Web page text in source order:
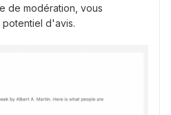
de modération, vous
potentiel d'avis.